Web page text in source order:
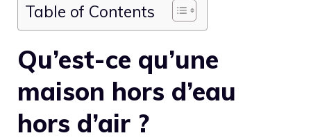
Table of Contents
Qu’est-ce qu’une
maison hors d’eau
hors d’air ?